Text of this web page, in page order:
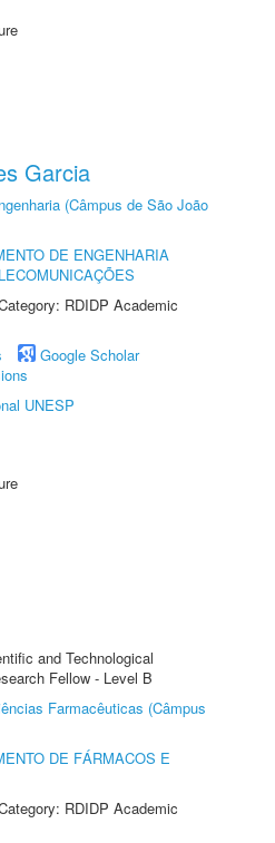
Garcia
(Câmpus de São João
DE ENGENHARIA
RDIDP Academic
Google Scholar
UNESP
and Technological
Fellow - Level B
Farmacêuticas (Câmpus
DE FÁRMACOS E
RDIDP Academic